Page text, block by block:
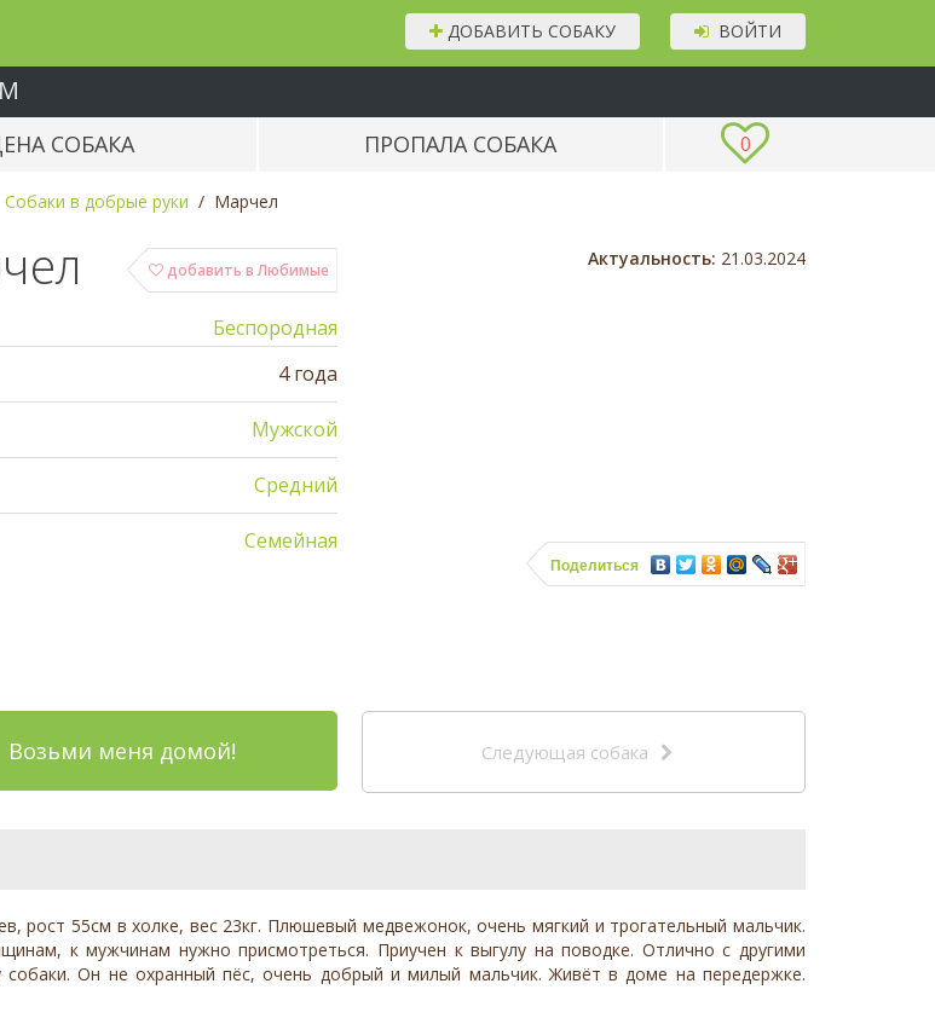
ВОЙТИ
ДОБАВИТЬ СОБАКУ
0
СОБАКА ПРОПАЛА СОБАКА
Собаки в добрые руки Марчел
добавить в Любимые
Беспородная
4 года
Мужской
Средний
Семейная
Актуальность: 21.03.2024
Поделиться
Возьми меня домой! Следующая собака
рост 55см в холке, вес 23кг. Плюшевый медвежонок, очень мягкий и трогательный мальчик.
к мужчинам нужно присмотреться. Приучен к выгулу на поводке. Отлично с другими
Он не охранный пёс, очень добрый и милый мальчик. Живёт в доме на передержке.